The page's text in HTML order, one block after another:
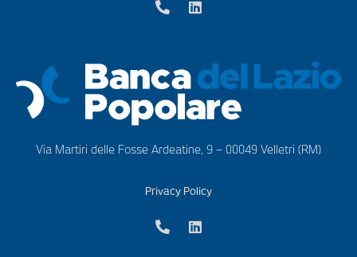
Via Martiri delle Fosse Ardeatine, 9 – 00049 Velletri (RM)
Privacy Policy